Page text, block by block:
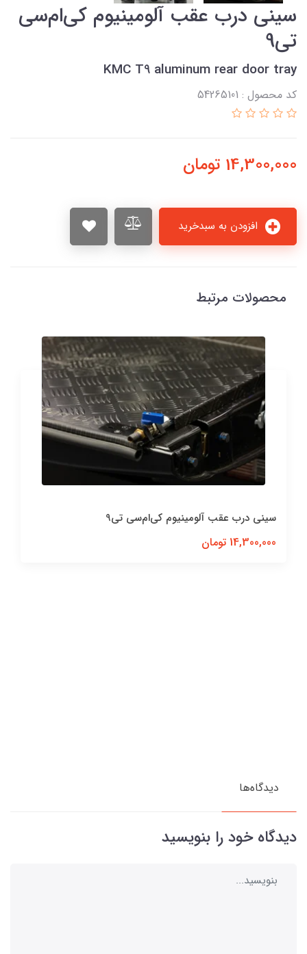
سینی درب عقب آلومینیوم کی‌ام‌سی
تی9
KMC T9 aluminum rear door tray
کد محصول : 54265101
14,300,000 تومان
محصولات مرتبط
سینی درب عقب آلومینیوم کی‌ام‌سی تی9
14,300,000 تومان
دیدگاه‌ها
دیدگاه خود را بنویسید